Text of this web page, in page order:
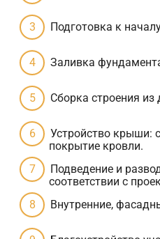
Подготовка к
Заливка
Сборка строения
Устройство крыши:
покрытие кровли.
Подведение и
соответствии с
Внутренние,